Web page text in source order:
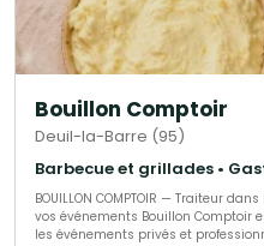
Bouillon Comptoir
Deuil-la-Barre (95)
BOUILLON COMPTOIR — Traiteur
vos événements Bouillon Comptoir est un traiteur maison, spécialisé dans
les événements privés et